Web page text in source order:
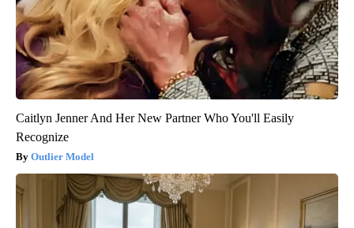
Caitlyn Jenner And Her New Partner Who You'll Easily
Recognize
Outlier Model